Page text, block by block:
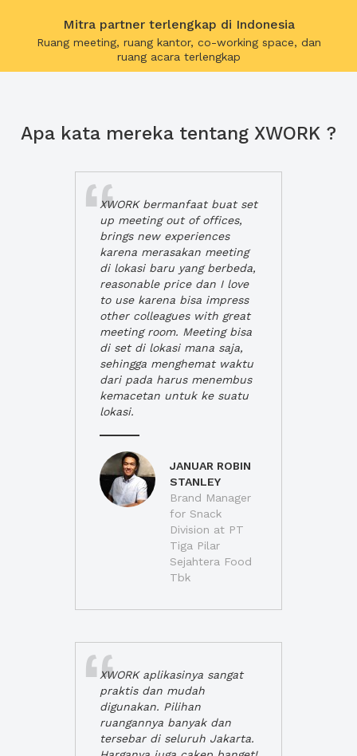
Mitra partner terlengkap di Indonesia
Ruang meeting, ruang kantor, co-working space, dan
ruang acara terlengkap
Apa kata mereka tentang XWORK ?
XWORK bermanfaat buat set
up meeting out of offices,
brings new experiences
karena merasakan meeting
di lokasi baru yang berbeda,
reasonable price dan I love
to use karena bisa impress
other colleagues with great
meeting room. Meeting bisa
di set di lokasi mana saja,
sehingga menghemat waktu
dari pada harus menembus
kemacetan untuk ke suatu
lokasi.
JANUAR ROBIN
STANLEY
Brand Manager
for Snack
Division at PT
Tiga Pilar
Sejahtera Food
Tbk
XWORK aplikasinya sangat
praktis dan mudah
digunakan. Pilihan
ruangannya banyak dan
tersebar di seluruh Jakarta.